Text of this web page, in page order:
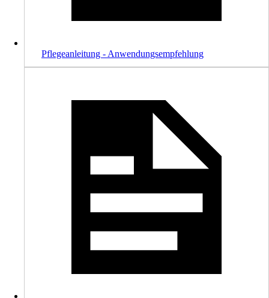
Pflegeanleitung - Anwendungsempfehlung